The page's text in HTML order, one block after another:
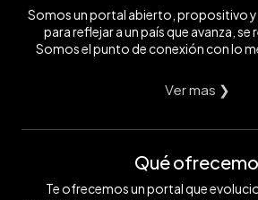
Somos un portal abierto, propositivo
para reflejar a un país que avanza, se
Somos el punto de conexión con lo
Ver mas ❯
Qué
Te ofrecemos un portal que